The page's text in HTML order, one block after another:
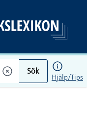
Sök
Hjälp/Tips